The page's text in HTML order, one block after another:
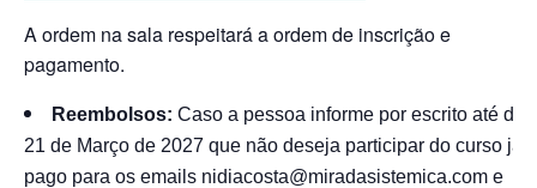
A ordem na sala respeitará a ordem de inscrição e
pagamento.
Reembolsos: Caso a pessoa informe por escrito até dia
21 de Março de 2027 que não deseja participar do curso já
pago para os emails nidiacosta@miradasistemica.com e